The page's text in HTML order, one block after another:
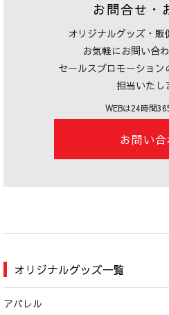
お問合せ・
オリジナルグッズ・
お気軽にお問い合
セールスプロモーショ
担当いたし
WEBは24時間
お問い
オリジナルグッズ一覧
アパレル